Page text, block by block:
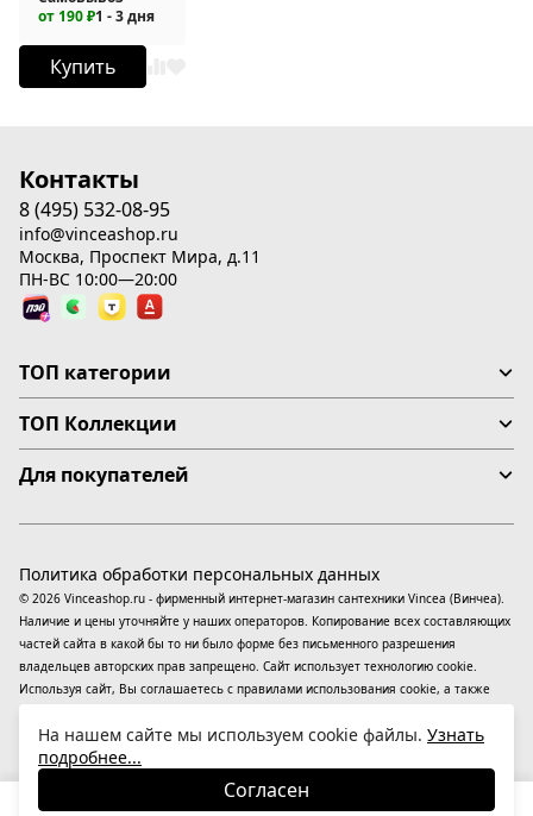
от 190 ₽1 - 3 дня
Купить
Контакты
8 (495) 532-08-95
info@vinceashop.ru
Москва, Проспект Мира, д.11
ПН-ВС 10:00—20:00
ТОП категории
ТОП Коллекции
Для покупателей
© 2026 Vinceashop.ru - фирменный интернет-магазин сантехники Vincea (Винчеа).
Наличие и цены уточняйте у наших операторов. Копирование всех составляющих
частей сайта в какой бы то ни было форме без письменного разрешения
владельцев авторских прав запрещено. Сайт использует технологию cookie.
Используя сайт, Вы соглашаетесь с правилами использования cookie, а также
применяютсярекомендательные технологии(информационные технологии
предоставления информации на основе сбора, систематизации и анализа
сведений, относящихся к предпочтениям пользователей сети «Интернет»,
находящихся на территории Российской Федерации).
Политика обработки персональных данных
На нашем сайте мы используем cookie файлы. Узнать
подробнее...
Согласен